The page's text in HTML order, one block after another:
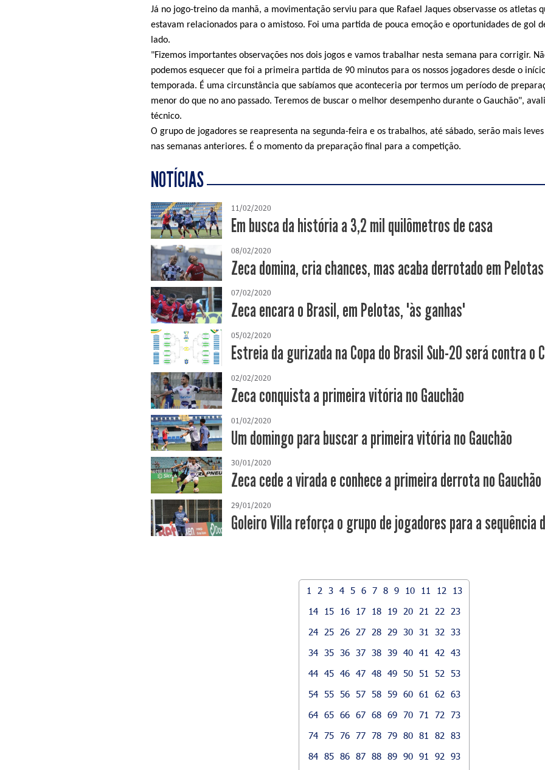
Já no jogo-treino da manhã, a movimentação serviu para que Rafael Jaques observasse os atletas
estavam relacionados para o amistoso. Foi uma partida de pouca emoção e oportunidades de gol
lado.
"Fizemos importantes observações nos dois jogos e vamos trabalhar nesta semana para corrigir.
podemos esquecer que foi a primeira partida de 90 minutos para os nossos jogadores desde o
temporada. É uma circunstância que sabíamos que aconteceria por termos um período de
menor do que no ano passado. Teremos de buscar o melhor desempenho durante o Gauchão",
técnico.
O grupo de jogadores se reapresenta na segunda-feira e os trabalhos, até sábado, serão mais
nas semanas anteriores. É o momento da preparação final para a competição.
NOTÍCIAS
11/02/2020
Em busca da história a 3,2 mil quilômetros de casa
08/02/2020
Zeca domina, cria chances, mas acaba derrotado em Pelotas
07/02/2020
Zeca encara o Brasil, em Pelotas, "às ganhas"
05/02/2020
Estreia da gurizada na Copa do Brasil Sub-20 será contra o
02/02/2020
Zeca conquista a primeira vitória no Gauchão
01/02/2020
Um domingo para buscar a primeira vitória no Gauchão
30/01/2020
Zeca cede a virada e conhece a primeira derrota no Gauchão
29/01/2020
Goleiro Villa reforça o grupo de jogadores para a sequência
1 2 3 4 5 6 7 8 9 10 11 12
13
14
15 16 17 18 19 20 21 22
23
24
25 26 27 28 29 30 31 32
33
34 35 36 37 38 39 40 41 42
43
44 45 46 47 48 49 50 51 52
53
54 55 56 57 58 59 60 61 62
63
64 65 66 67 68 69 70 71 72
73
74 75 76 77 78 79 80 81 82
83
84 85 86 87 88 89 90 91 92
93